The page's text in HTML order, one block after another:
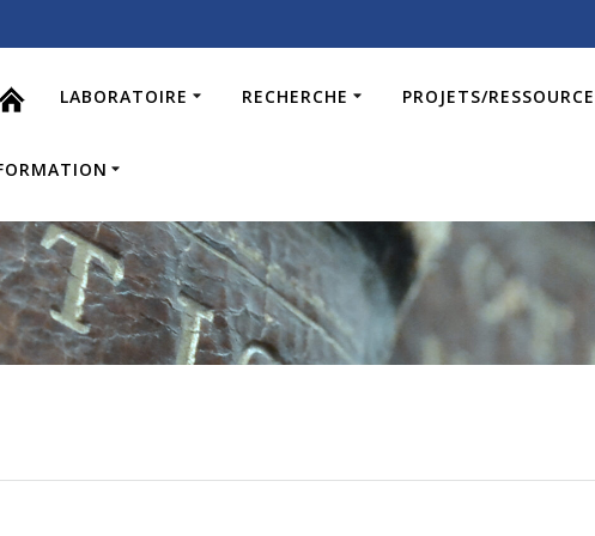
LABORATOIRE RECHERCHE PROJETS/